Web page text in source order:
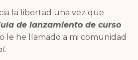
la libertad una vez que
de lanzamiento de curso
le he llamado a mi comunidad